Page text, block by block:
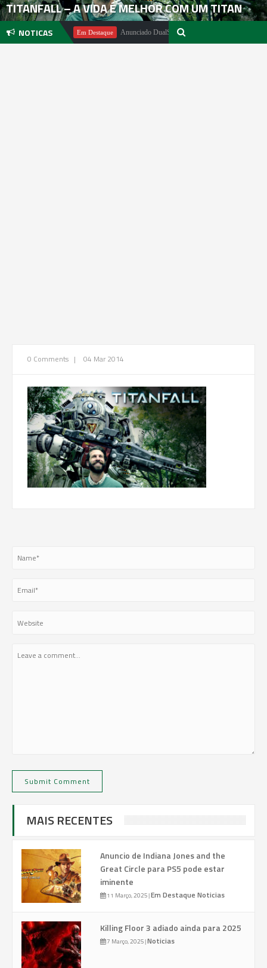
TITANFALL – A VIDA É MELHOR COM UM TITAN
NOTICAS
Pachter Em Destaque Anunciado DualSense The Last of Us Limited Edition
0 Comments | 04 Mar 2014
MAIS RECENTES
Anuncio de Indiana Jones and the
Great Circle para PS5 pode estar
iminente
11 Março, 2025|Em Destaque Noticias
Killing Floor 3 adiado ainda para 2025
7 Março, 2025|Noticias